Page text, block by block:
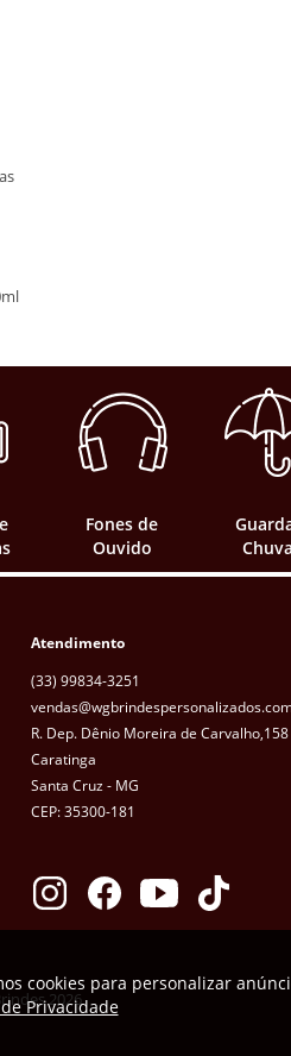
Fones de
Ouvido
Chuva
Atendimento
(33) 99834-3251
R. Dep. Dênio Moreira de Carvalho,158
Caratinga
Santa Cruz - MG
CEP: 35300-181
2026
cookies para personalizar
Privacidade